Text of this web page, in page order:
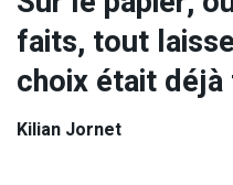
faits, tout
choix était
Kilian Jornet